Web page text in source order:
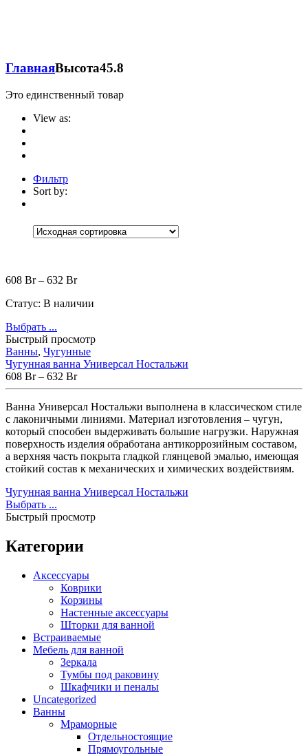
ГлавнаяВысота45.8
Это единственный товар
View as:
Фильтр
Sort by:
Категории Категории
Без рубрики(0)
Отдельностоящие(4)
Прямоугольные(2)
Акриловые (82)
Встраиваемые(1)
Отдельностоящие(40)
Угловые асимметричные
Комплект ножек
Лицевые экраны
Гидромассажные системы
Аэромассаж
Гидромассаж + аэромассаж
Душевая стенка
Душевые кабины
608 Br– 632 Br
Статус: В наличии
Выбрать ...
Быстрый просмотр
Ванны, Чугунные
Чугунная ванна Универсал Ностальжи
608 Br– 632 Br
Ванна Универсал Ностальжи выполнена в классическом стиле
с лаконичными линиями. Материал изготовления – чугун,
который способен выдерживать большие нагрузки. Наружная
поверхность изделия обработана антикоррозийным составом,
а верхняя часть покрыта гладкой глянцевой эмалью, имеющая
стойкий состав к механических и химических воздействиям.
Чугунная ванна Универсал Ностальжи
Выбрать ...
Быстрый просмотр
Категории
Аксессуары
Коврики
Корзины
Настенные аксессуары
Шторки для ванной
Встраиваемые
Мебель для ванной
Зеркала
Тумбы под раковину
Шкафчики и пеналы
Uncategorized
Ванны
Мраморные
Отдельностоящие
Прямоугольные